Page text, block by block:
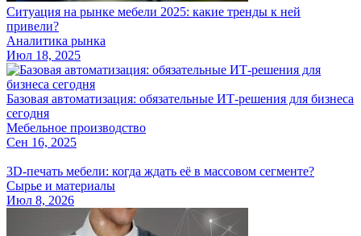
Ситуация на рынке мебели 2025: какие тренды к ней
привели?
Аналитика рынка
Июл 18, 2025
Базовая автоматизация: обязательные ИТ-решения для бизнеса
сегодня
Мебельное производство
Сен 16, 2025
3D-печать мебели: когда ждать её в массовом сегменте?
Сырье и материалы
Июл 8, 2026